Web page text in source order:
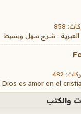
العبرية : شرح سهل وبسيط
والكتب